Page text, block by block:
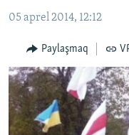
Qıdıruvğa
qaytmaq
MEDENİYET
İNSAN AQLARI
VİDEO
SÜRET
BLOGLAR
05 aprel 2014, 12:12
Paylaşmaq